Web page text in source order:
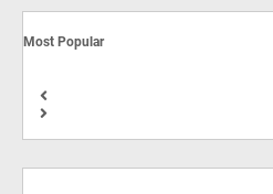
Most Popular